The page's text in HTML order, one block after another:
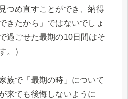
つめ直すことができ、納得
きたから」ではないでしょ
過ごせた最期の10日間はそ
。）
族で「最期の時」について
来ても後悔しないように